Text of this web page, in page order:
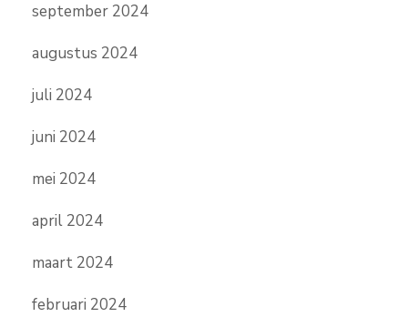
september 2024
augustus 2024
juli 2024
juni 2024
mei 2024
april 2024
maart 2024
februari 2024